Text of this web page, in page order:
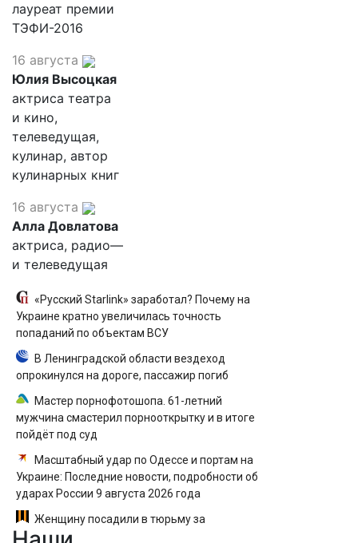
лауреат премии
ТЭФИ-2016
16 августа
Юлия Высоцкая
актриса театра
и кино,
телеведущая,
кулинар, автор
кулинарных книг
16 августа
Алла Довлатова
актриса, радио—
и телеведущая
«Русский Starlink» заработал? Почему на
Украине кратно увеличилась точность
попаданий по объектам ВСУ
В Ленинградской области вездеход
опрокинулся на дороге, пассажир погиб
Мастер порнофотошопа. 61-летний
мужчина смастерил порнооткрытку и в итоге
пойдёт под суд
Масштабный удар по Одессе и портам на
Украине: Последние новости, подробности об
ударах России 9 августа 2026 года
Женщину посадили в тюрьму за
необычное имя сына